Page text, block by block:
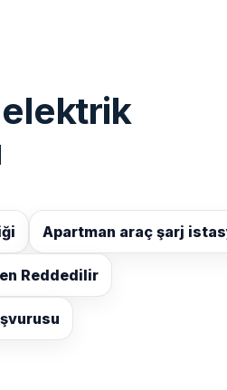
elektrik
Apartman araç şarj
Reddedilir